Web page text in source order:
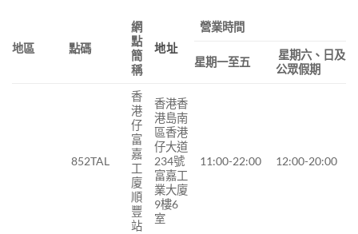
地區 點碼
網
點
簡
稱
地址
營業時間
星期一至五
星期六、日及
公眾假期
852TAL
香
港
仔
富
嘉
工
廈
順
豐
站
香港香
港島南
區香港
仔大道
234號
富嘉工
業大廈
9樓6
室
11:00-22:00 12:00-20:00